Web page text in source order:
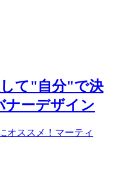
て"自分"で決
ナーデザイン